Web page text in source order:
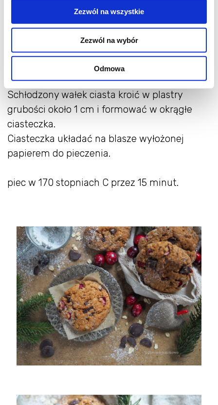
Zezwól na wszystkie
Zezwól na wybór
Odmowa
Ciasto przełożyć na blat/stolnicę podsypany
mąką, uformować rulon średnicy około 4-5
cm. Ciasno owinąć folią spożywczą i włożyć
na 30 minut do lodówki.
Schłodzony wałek ciasta kroić w plastry
grubości około 1 cm i formować w okrągłe
ciasteczka.
Ciasteczka układać na blasze wyłożonej
papierem do pieczenia.
piec w 170 stopniach C przez 15 minut.